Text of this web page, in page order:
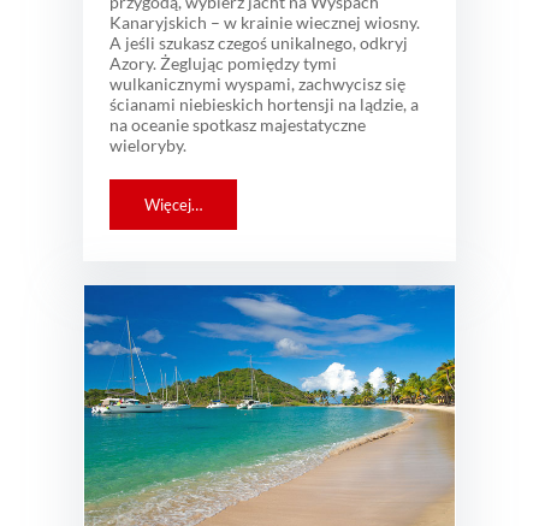
Kanaryjskich – w krainie wiecznej wiosny.
A jeśli szukasz czegoś unikalnego, odkryj
Azory. Żeglując pomiędzy tymi
wulkanicznymi wyspami, zachwycisz się
ścianami niebieskich hortensji na lądzie, a
na oceanie spotkasz majestatyczne
wieloryby.
Więcej…